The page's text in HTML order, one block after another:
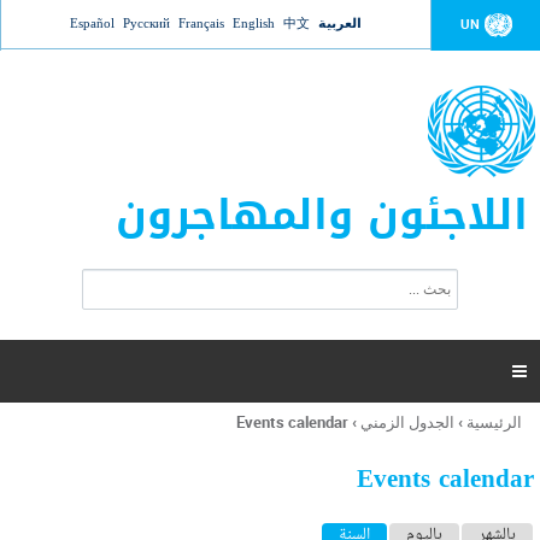
Jump to navigation UN العربية 中文
English
Français
Русский
Español
اللاجئون والمهاجرون
ت
ر
ل
ح
ب

أنت
هنا
الرئيسية › الجدول الزمني ›
Events calendar
Events calendar